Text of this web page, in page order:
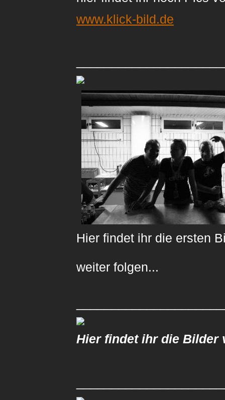
www.klick-bild.de
Hier findet ihr die ersten
weiter folgen...
Hier findet ihr die Bilder